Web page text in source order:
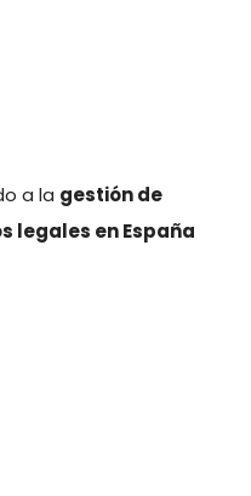
a la gestión de
legales en España